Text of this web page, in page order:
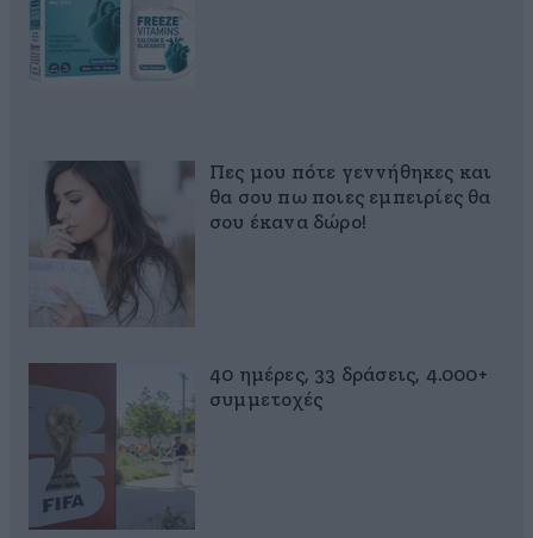
Πες μου πότε γεννήθηκες και
θα σου πω ποιες εμπειρίες θα
σου έκανα δώρο!
40 ημέρες, 33 δράσεις, 4.000+
συμμετοχές